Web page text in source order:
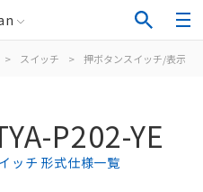
> スイッチ > 押ボタンスイッチ/表示灯
P202-YE
ッチ 形式仕様一覧